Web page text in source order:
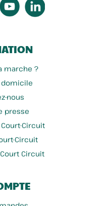
marche ?
domicile
nous
presse
Circuit
Circuit
Circuit